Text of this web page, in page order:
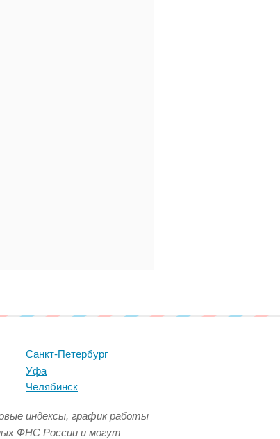
Санкт-Петербург
Уфа
Челябинск
индексы, график работы
ФНС России и могут